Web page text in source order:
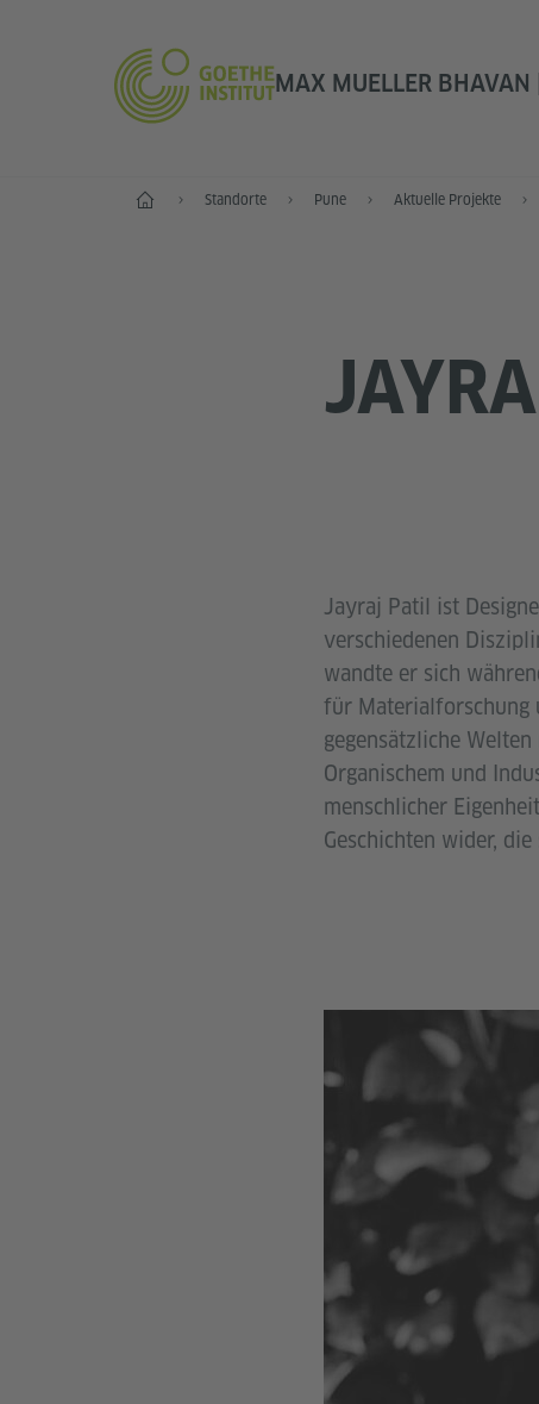
MAX MUELLER BHAVAN
Start Standorte Pune Aktuelle Projekte
Jayraj Patil ist
verschiedenen
wandte er sich
für Materialforschung
gegensätzliche
Organischem und
menschlicher
Geschichten wider,